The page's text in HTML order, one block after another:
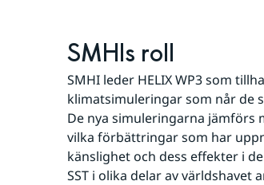
SMHIs roll
SMHI leder HELIX WP3 som
klimatsimuleringar som når de
De nya simuleringarna jämförs
vilka förbättringar som har
känslighet och dess effekter i
SST i olika delar av världshavet